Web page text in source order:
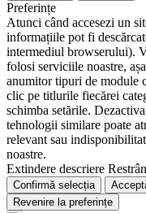
Preferințe
Atunci când accesezi un
informațiile pot fi
intermediul browserului).
folosi serviciile noastre,
anumitor tipuri de module
clic pe titlurile fiecărei
schimba setările.
tehnologii similare poate
relevant sau
noastre.
Extindere descriere
Confirmă selecția
Revenire la preferințe